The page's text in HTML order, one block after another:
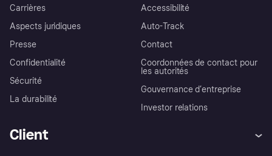
Carrières
Aspects juridiques
Presse
Confidentialité
Sécurité
La durabilité
Accessibilité
Auto-Track
Contact
Coordonnées de contact pour
les autorités
Gouvernance d’entreprise
Investor relations
Client